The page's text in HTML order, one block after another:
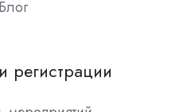
Блог
регистрации